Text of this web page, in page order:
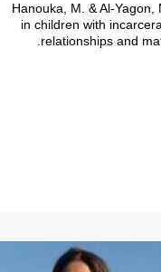
Hanouka, M. & Al-
in children with
relationships and